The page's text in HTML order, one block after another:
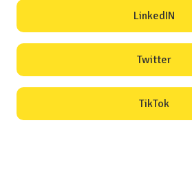
LinkedIN
Twitter
TikTok